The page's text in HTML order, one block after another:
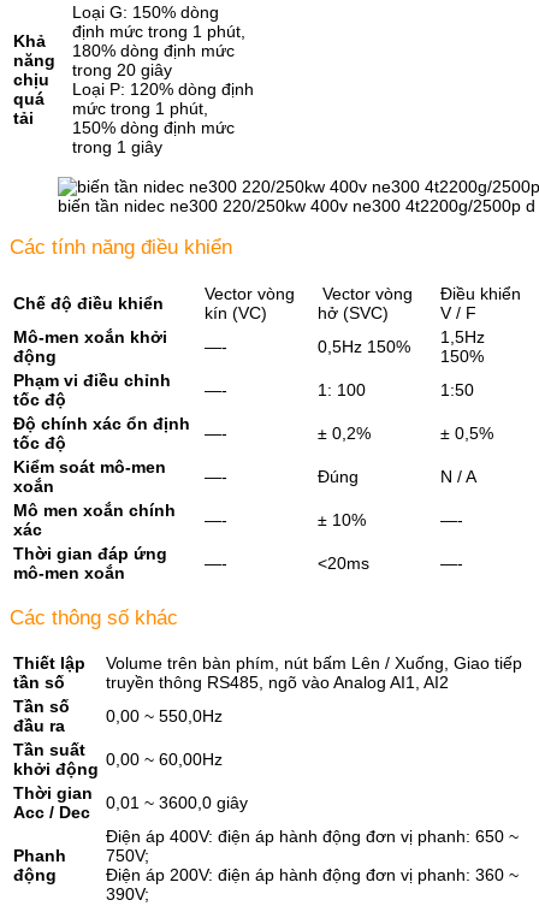
Khả
năng
chịu
quá
tải
Loại G: 150% dòng
định mức trong 1 phút,
180% dòng định mức
trong 20 giây
Loại P: 120% dòng định
mức trong 1 phút,
150% dòng định mức
trong 1 giây
biến tần nidec ne300 220/250kw 400v ne300 4t2200g/2500p d
Các tính năng điều khiển
Chế độ điều khiển
Vector vòng
kín (VC)
Vector vòng
hở (SVC)
Điều khiển
V / F
Mô-men xoắn khởi
động
—- 0,5Hz 150%
1,5Hz
150%
Phạm vi điều chỉnh
tốc độ
—- 1: 100
1:50
Độ chính xác ổn định
tốc độ
—- ± 0,2%
± 0,5%
Kiểm soát mô-men
xoắn
—- Đúng
N / A
Mô men xoắn chính
xác
—- ± 10%
—-
Thời gian đáp ứng
mô-men xoắn
—- <20ms —-
Các thông số khác
Thiết lập
tần số
Volume trên bàn phím, nút bấm Lên / Xuống, Giao tiếp
truyền thông RS485, ngõ vào Analog AI1, AI2
Tần số
đầu ra
0,00 ~ 550,0Hz
Tần suất
khởi động 0,00 ~ 60,00Hz
Thời gian
Acc / Dec
0,01 ~ 3600,0 giây
Phanh
động
Điện áp 400V: điện áp hành động đơn vị phanh: 650 ~
750V;
Điện áp 200V: điện áp hành động đơn vị phanh: 360 ~
390V;